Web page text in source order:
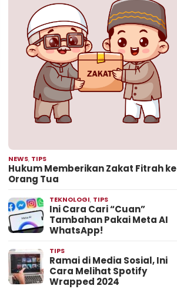
NEWS, TIPS
Hukum Memberikan Zakat Fitrah ke
Orang Tua
TEKNOLOGI, TIPS
Ini Cara Cari “Cuan”
Tambahan Pakai Meta AI
WhatsApp!
TIPS
Ramai di Media Sosial, Ini
Cara Melihat Spotify
Wrapped 2024